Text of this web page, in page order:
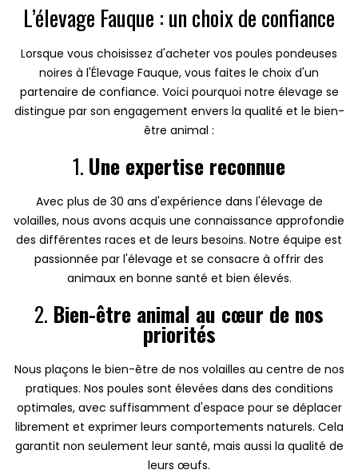
L’élevage Fauque : un choix de confiance
Lorsque vous choisissez d'acheter vos poules pondeuses
noires à l'Élevage Fauque, vous faites le choix d'un
partenaire de confiance. Voici pourquoi notre élevage se
distingue par son engagement envers la qualité et le bien-
être animal :
1. Une expertise reconnue
Avec plus de 30 ans d'expérience dans l'élevage de
volailles, nous avons acquis une connaissance approfondie
des différentes races et de leurs besoins. Notre équipe est
passionnée par l'élevage et se consacre à offrir des
animaux en bonne santé et bien élevés.
2. Bien-être animal au cœur de nos
priorités
Nous plaçons le bien-être de nos volailles au centre de nos
pratiques. Nos poules sont élevées dans des conditions
optimales, avec suffisamment d'espace pour se déplacer
librement et exprimer leurs comportements naturels. Cela
garantit non seulement leur santé, mais aussi la qualité de
leurs œufs.